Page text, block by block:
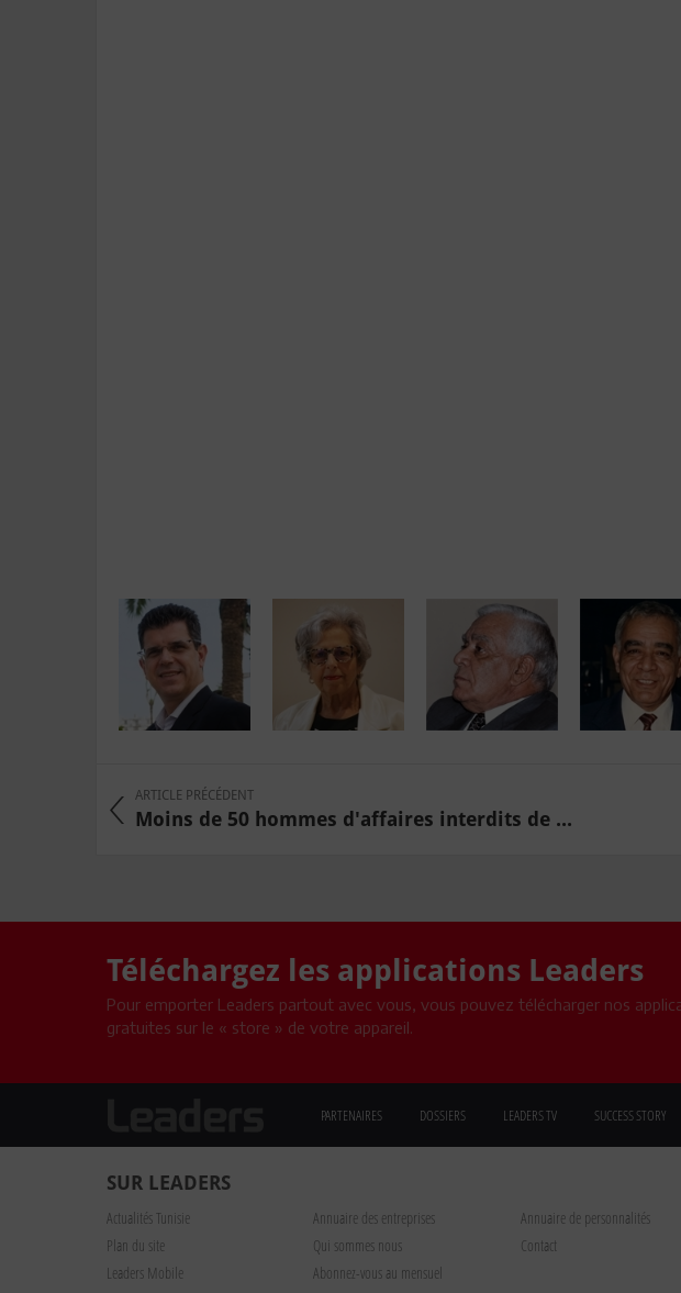
ARTICLE PRÉCÉDENT
Moins de 50 hommes d'affaires interdits de ...
Téléchargez les applications Leaders
Pour emporter Leaders partout avec vous, vous pouvez télécharger nos
gratuites sur le « store » de votre appareil.
PARTENAIRES DOSSIERS LEADERS TV SUCCESS STORY
SUR LEADERS
Actualités Tunisie Annuaire des entreprises
Annuaire de personnalités
Plan du site
Qui sommes nous
Contact
Leaders Mobile
Abonnez-vous au mensuel